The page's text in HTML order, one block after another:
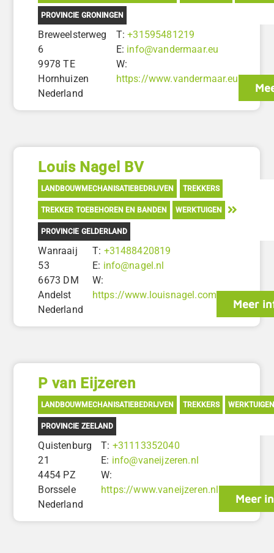
PROVINCIE GRONINGEN
Breweelsterweg
6
9978 TE
Hornhuizen
Nederland
T:+31595481219
E: info@vandermaar.eu
W:
https://www.vandermaar.eu
Louis Nagel BV
LANDBOUWMECHANISATIEBEDRIJVEN TREKKERS
TREKKER TOEBEHOREN EN BANDEN WERKTUIGEN
PROVINCIE GELDERLAND
Wanraaij
53
6673 DM
Andelst
Nederland
T: +31488420819
E: info@nagel.nl
W:
https://www.louisnagel.com
Meer
P van Eijzeren
LANDBOUWMECHANISATIEBEDRIJVEN TREKKERS WERKTUIGEN
PROVINCIE ZEELAND
Quistenburg
21
4454 PZ
Borssele
Nederland
T: +31113352040
E: info@vaneijzeren.nl
W:
https://www.vaneijzeren.nl
Meer